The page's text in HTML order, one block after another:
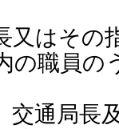
又はその
職員の
通局長